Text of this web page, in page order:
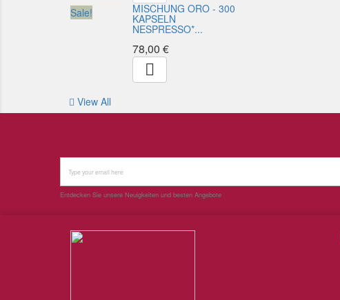
Sale! MISCHUNG ORO - 300
KAPSELN
NESPRESSO*...
78,00 €

View All
Entdecken Sie unsere Neuigkeiten und besten Angebote